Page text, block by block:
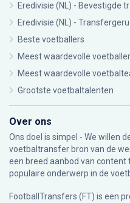
Eredivisie (NL) - Bevestigde
Eredivisie (NL) -
Beste voetballers
Meest waardevolle
Meest waardevolle
Grootste voetbaltalenten
Over ons
Ons doel is simpel - We willen
voetbaltransfer bron van de
een breed aanbod van
populaire onderwerp in de
FootballTransfers (FT) is een